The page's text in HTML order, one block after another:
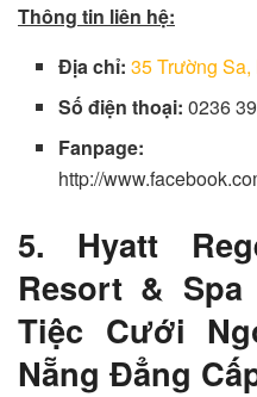
Thông tin liên hệ:
Địa chỉ: 35 Trường
Số điện thoại:0236
Fanpage:
http://
5. Hyatt
Resort &
Tiệc Cưới
Nẵng Đẳng